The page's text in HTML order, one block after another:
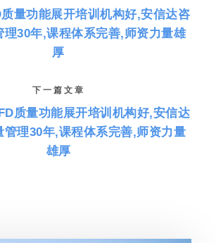
量功能展开培训机构好,安信达咨
理30年,课程体系完善,师资力量雄
厚
下一篇文章
质量功能展开培训机构好,安信达
管理30年,课程体系完善,师资力量
雄厚